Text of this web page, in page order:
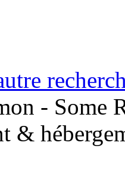
- Some
&